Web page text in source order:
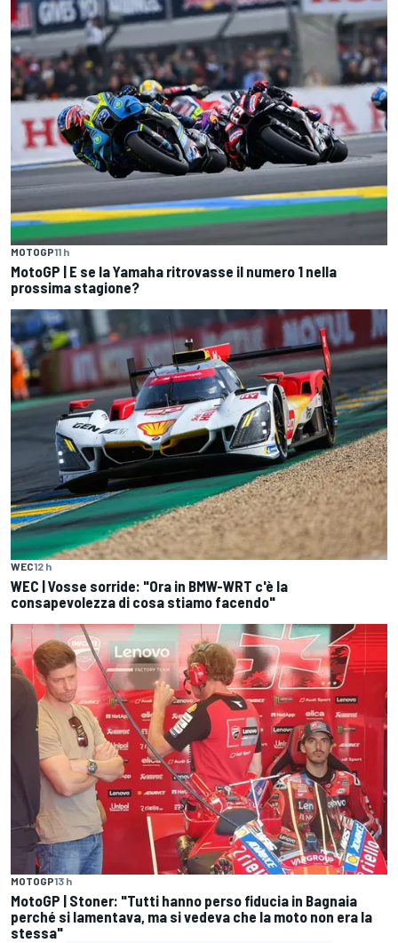
MOTOGP11 h
MotoGP | E se la Yamaha ritrovasse il numero 1 nella
prossima stagione?
WEC12 h
WEC | Vosse sorride: "Ora in BMW-WRT c'è la
consapevolezza di cosa stiamo facendo"
MOTOGP13 h
MotoGP | Stoner: "Tutti hanno perso fiducia in Bagnaia
perché si lamentava, ma si vedeva che la moto non era la
stessa"